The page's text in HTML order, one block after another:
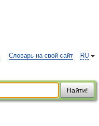
RU
Словарь на свой сайт
Найти!